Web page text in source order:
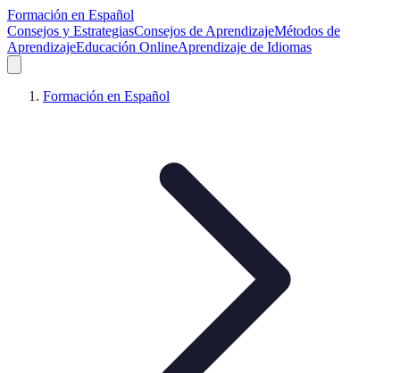
Formación en Español
Consejos y EstrategiasConsejos de AprendizajeMétodos de
AprendizajeEducación OnlineAprendizaje de Idiomas
Formación en Español